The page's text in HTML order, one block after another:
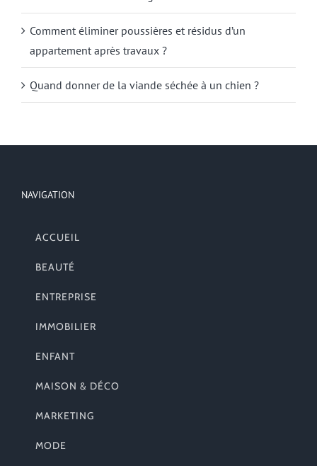
Comment éliminer poussières et résidus d’un
appartement après travaux ?
Quand donner de la viande séchée à un chien ?
NAVIGATION
ACCUEIL
BEAUTÉ
ENTREPRISE
IMMOBILIER
ENFANT
MAISON & DÉCO
MARKETING
MODE